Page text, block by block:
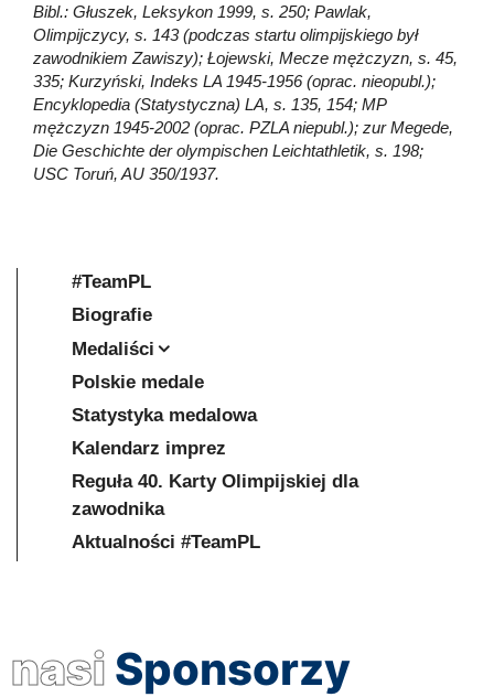
Bibl.: Głuszek, Leksykon 1999, s. 250; Pawlak,
Olimpijczycy, s. 143 (podczas startu olimpijskiego był
zawodnikiem Zawiszy); Łojewski, Mecze mężczyzn, s. 45,
335; Kurzyński, Indeks LA 1945-1956 (oprac. nieopubl.);
Encyklopedia (Statystyczna) LA, s. 135, 154; MP
mężczyzn 1945-2002 (oprac. PZLA niepubl.); zur Megede,
Die Geschichte der olympischen Leichtathletik, s. 198;
USC Toruń, AU 350/1937.
#TeamPL
Biografie
Medaliści
Polskie medale
Statystyka medalowa
Kalendarz imprez
Reguła 40. Karty Olimpijskiej dla
zawodnika
Aktualności #TeamPL
nasi Sponsorzy